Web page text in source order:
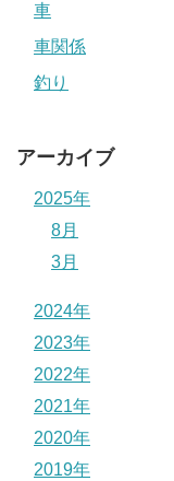
車
車関係
釣り
アーカイブ
2025年
8月
3月
2024年
2023年
2022年
2021年
2020年
2019年